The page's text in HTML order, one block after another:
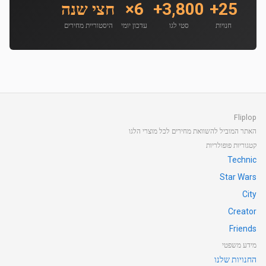
25+
חנויות
3,800+
סטי לגו
6×
עדכון יומי
חצי שנה
היסטוריית מחירים
Fliplop
האתר המוביל להשוואת מחירים לכל מוצרי הלגו
קטגוריות פופולריות
Technic
Star Wars
City
Creator
Friends
מידע משפטי
החנויות שלנו